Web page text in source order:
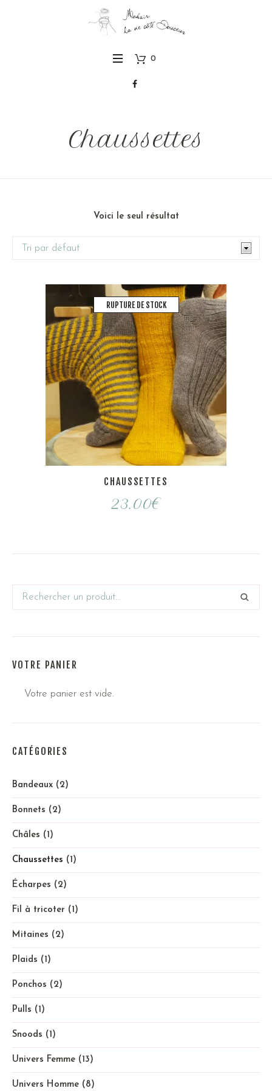
0
Chaussettes
Voici le seul résultat
RUPTURE DE STOCK
CHAUSSETTES
23.00€
VOTRE PANIER
Votre panier est vide.
CATÉGORIES
Bandeaux (2)
Bonnets (2)
Châles (1)
Chaussettes (1)
Écharpes (2)
Fil à tricoter (1)
Mitaines (2)
Plaids (1)
Ponchos (2)
Pulls (1)
Snoods (1)
Univers Femme (13)
Univers Homme (8)